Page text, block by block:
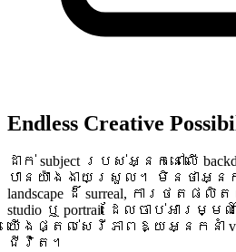
Endless Creative
ដាក់ subject របស់អ្នកនៅលើ
បានយ៉ាងងាយស្រួល។ មិនថាអ្
landscape ដ៏ surreal, ការថត
studio ឬ portrait ដែលចាប់អា
យើងផ្តល់សេរីភាពឱ្យអ្នកនាំ
ជីវិត។